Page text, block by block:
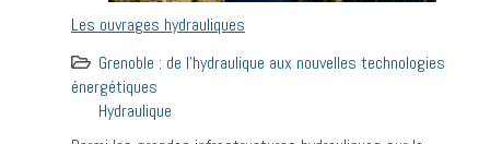
Les ouvrages hydrauliques
Grenoble : de l'hydraulique aux nouvelles technologies
énergétiques
Hydraulique